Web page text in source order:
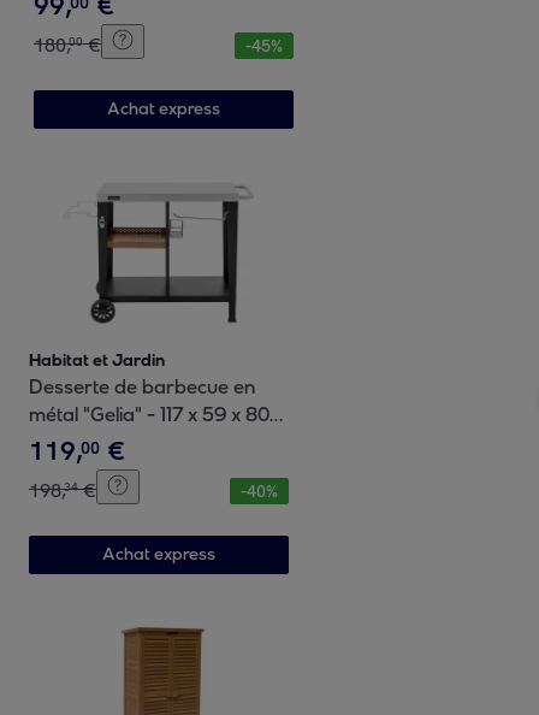
180,00 € -45%
Achat express
Habitat et Jardin
Desserte de barbecue en
métal "Gelia" - 117 x 59 x 80
cm - Noir
119,00 €
198,34 € -40%
Achat express